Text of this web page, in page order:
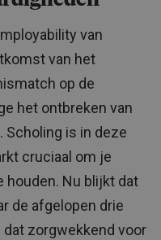
van
van het
op de
het ontbreken van
Scholing is in deze
cruciaal om je
houden. Nu blijkt dat
de afgelopen drie
dat zorgwekkend voor